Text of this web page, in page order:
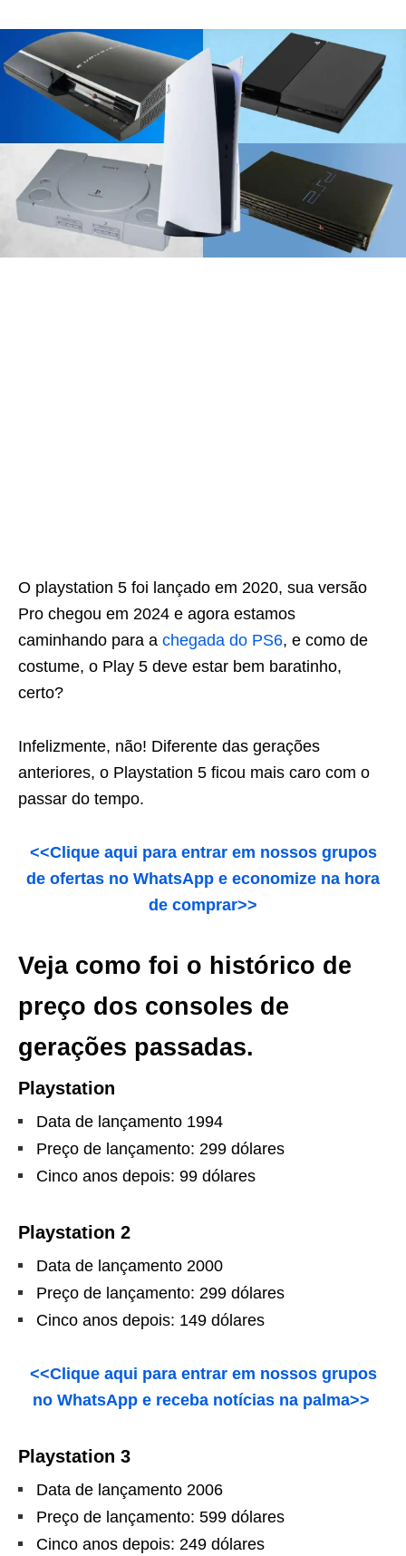
O playstation 5 foi lançado em 2020, sua versão
Pro chegou em 2024 e agora estamos
caminhando para a chegada do PS6, e como de
costume, o Play 5 deve estar bem baratinho,
certo?
Infelizmente, não! Diferente das gerações
anteriores, o Playstation 5 ficou mais caro com o
passar do tempo.
<<Clique aqui para entrar em nossos grupos
de ofertas no WhatsApp e economize na hora
de comprar>>
Veja como foi o histórico de
preço dos consoles de
gerações passadas.
Playstation
Data de lançamento 1994
Preço de lançamento: 299 dólares
Cinco anos depois: 99 dólares
Playstation 2
Data de lançamento 2000
Preço de lançamento: 299 dólares
Cinco anos depois: 149 dólares
<<Clique aqui para entrar em nossos grupos
no WhatsApp e receba notícias na palma>>
Playstation 3
Data de lançamento 2006
Preço de lançamento: 599 dólares
Cinco anos depois: 249 dólares